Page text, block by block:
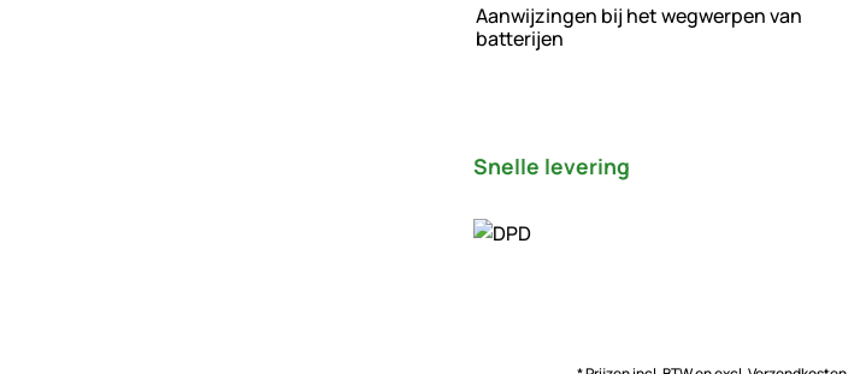
Aanwijzingen bij het wegwerpen van
batterijen
Snelle levering